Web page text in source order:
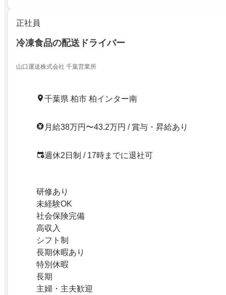
正社員
冷凍食品の配送ドライバー
山口運送株式会社 千葉営業所
千葉県 柏市 柏インター南
月給38万円〜43.2万円 / 賞与・昇給あり
週休2日制 / 17時までに退社可
研修あり
未経験OK
社会保険完備
高収入
シフト制
長期休暇あり
特別休暇
長期
主婦・主夫歓迎